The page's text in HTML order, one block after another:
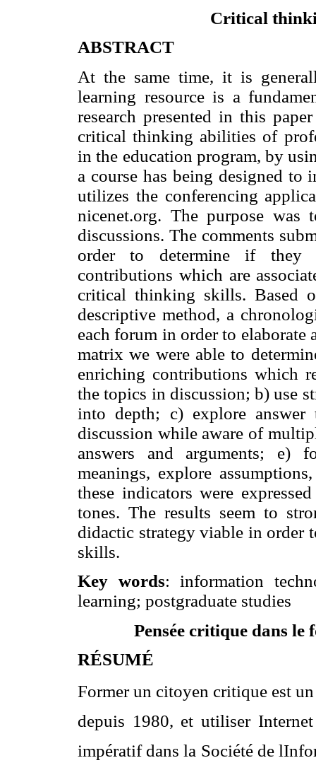
Critical
ABSTRACT
At the same time, it is
learning resource is a
research presented in this
critical thinking abilities of
in the education program, by
a course has being designed
utilizes the conferencing
nicenet.org. The purpose was
discussions. The comments
order to determine if they
contributions which are
critical thinking skills. Based
descriptive method, a
each forum in order to
matrix we were able to
enriching contributions which
the topics in discussion; b) use
into depth; c) explore
discussion while aware of
answers and arguments; e)
meanings, explore
these indicators were
tones. The results seem to
didactic strategy viable in order
skills.
Key words: information
learning; postgraduate studies
Pensée critique dans le
RÉSUMÉ
Former un citoyen critique est
depuis 1980, et utiliser Internet
impératif dans la Société de